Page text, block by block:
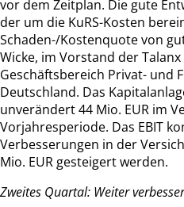
vor dem Zeitplan. Die gute
der um die KuRS-Kosten
Schaden-/Kostenquote von
Wicke, im Vorstand der
Geschäftsbereich Privat- und
Deutschland. Das
unverändert 44 Mio. EUR im
Vorjahresperiode. Das EBIT
Verbesserungen in der
Mio. EUR gesteigert werden.
Zweites Quartal: Weiter